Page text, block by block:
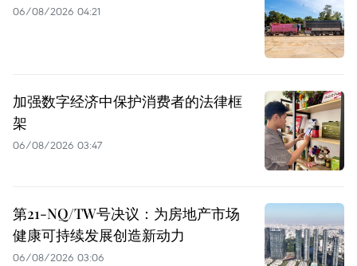
06/08/2026 04:21
加强数字经济中保护消费者的法律框
架
06/08/2026 03:47
第21-NQ/TW号决议：为房地产市场
健康可持续发展创造新动力
06/08/2026 03:06